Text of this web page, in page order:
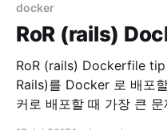
docker
RoR (rails)
RoR (rails) Dockerfile tip 루비 온 레일즈 (Ruby on
Rails)를 Docker 로 배포할 때
커로 배포할 때 가장 큰